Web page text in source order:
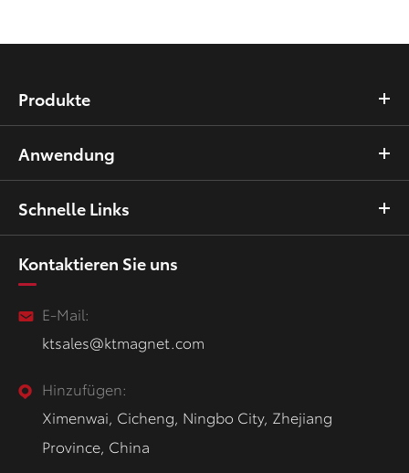
Produkte
Anwendung
Schnelle Links
Kontaktieren Sie uns
E-Mail:
ktsales@ktmagnet.com
Hinzufügen:
Ximenwai, Cicheng, Ningbo City, Zhejiang
Province, China